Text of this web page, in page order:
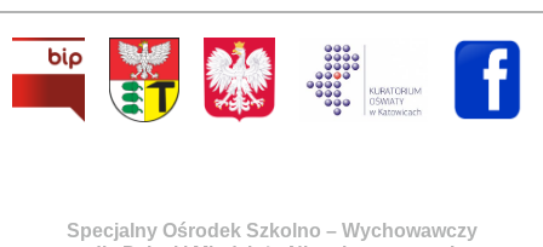
Specjalny Ośrodek Szkolno – Wychowawczy